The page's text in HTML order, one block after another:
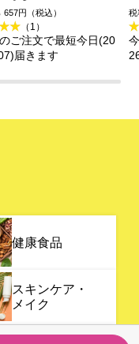
品)
657円（税込）
（1）
ご注文で最短今日(20
届きます
(
税
健康食品
スキンケア・
メイク